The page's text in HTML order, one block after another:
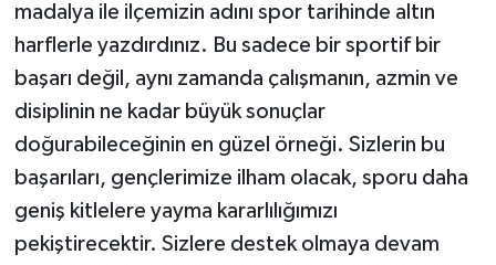
madalya ile ilçemizin adını spor tarihinde altın
harflerle yazdırdınız. Bu sadece bir sportif bir
başarı değil, aynı zamanda çalışmanın, azmin ve
disiplinin ne kadar büyük sonuçlar
doğurabileceğinin en güzel örneği. Sizlerin bu
başarıları, gençlerimize ilham olacak, sporu daha
geniş kitlelere yayma kararlılığımızı
pekiştirecektir. Sizlere destek olmaya devam